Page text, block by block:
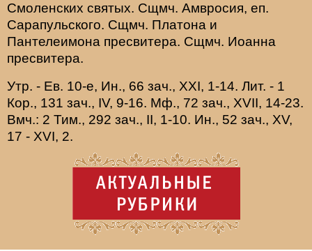
Смоленских святых. Сщмч. Амвросия, еп.
Сарапульского. Сщмч. Платона и
Пантелеимона пресвитера. Сщмч. Иоанна
пресвитера.
Утр. - Ев. 10-е, Ин., 66 зач., XXI, 1-14. Лит. - 1
Кор., 131 зач., IV, 9-16. Мф., 72 зач., XVII, 14-23.
Вмч.: 2 Тим., 292 зач., II, 1-10. Ин., 52 зач., XV,
17 - XVI, 2.